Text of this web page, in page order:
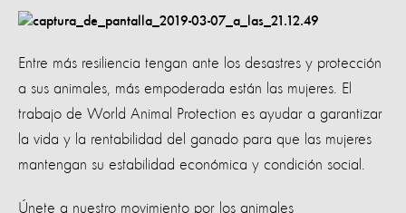
Entre más resiliencia tengan ante los desastres y protección
a sus animales, más empoderada están las mujeres. El
trabajo de World Animal Protection es ayudar a garantizar
la vida y la rentabilidad del ganado para que las mujeres
mantengan su estabilidad económica y condición social.
Únete a nuestro movimiento por los animales